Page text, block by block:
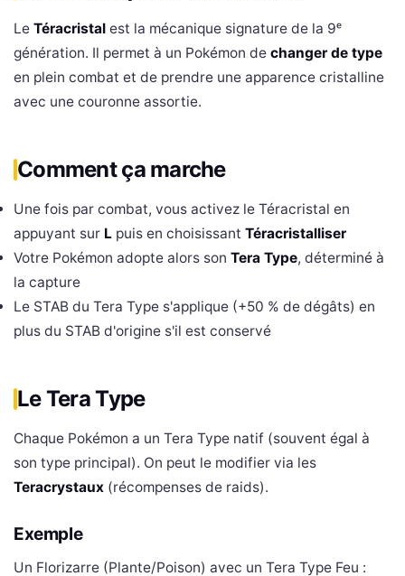
Le Téracristal est la mécanique signature de la 9ᵉ
génération. Il permet à un Pokémon de changer de type
en plein combat et de prendre une apparence cristalline
avec une couronne assortie.
Comment ça marche
Une fois par combat, vous activez le Téracristal en
appuyant sur L puis en choisissant Téracristalliser
Votre Pokémon adopte alors son Tera Type, déterminé à
la capture
Le STAB du Tera Type s'applique (+50 % de dégâts) en
plus du STAB d'origine s'il est conservé
Le Tera Type
Chaque Pokémon a un Tera Type natif (souvent égal à
son type principal). On peut le modifier via les
Teracrystaux (récompenses de raids).
Exemple
Un Florizarre (Plante/Poison) avec un Tera Type Feu :